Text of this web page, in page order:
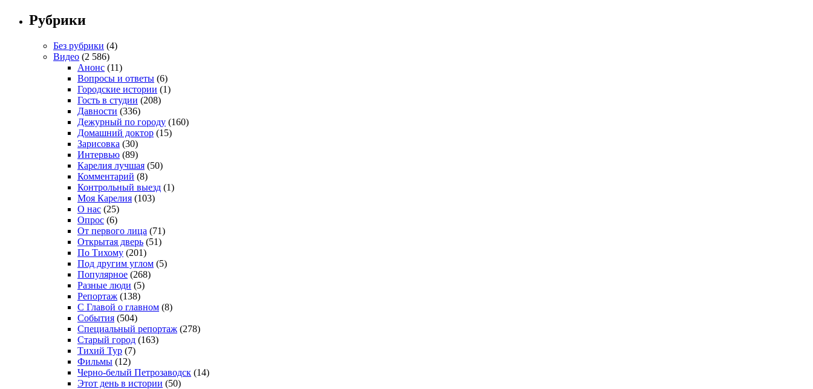
Рубрики
Без рубрики (4)
Видео (2 586)
Анонс (11)
Вопросы и ответы (6)
Городские истории (1)
Гость в студии (208)
Давности (336)
Дежурный по городу (160)
Домашний доктор (15)
Зарисовка (30)
Интервью (89)
Карелия лучшая (50)
Комментарий (8)
Контрольный выезд (1)
Моя Карелия (103)
О нас (25)
Опрос (6)
От первого лица (71)
Открытая дверь (51)
По Тихому (201)
Под другим углом (5)
Популярное (268)
Разные люди (5)
Репортаж (138)
С Главой о главном (8)
События (504)
Специальный репортаж (278)
Старый город (163)
Тихий Тур (7)
Фильмы (12)
Черно-белый Петрозаводск (14)
Этот день в истории (50)